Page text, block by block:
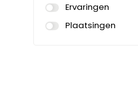
Ervaringen
Plaatsingen